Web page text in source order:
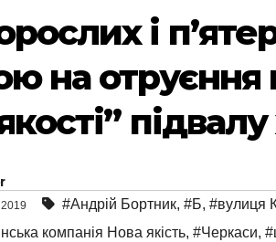
і
на
#Андрій Бортник, #Б, #вулиця
компанія Нова якість, #Черкаси,